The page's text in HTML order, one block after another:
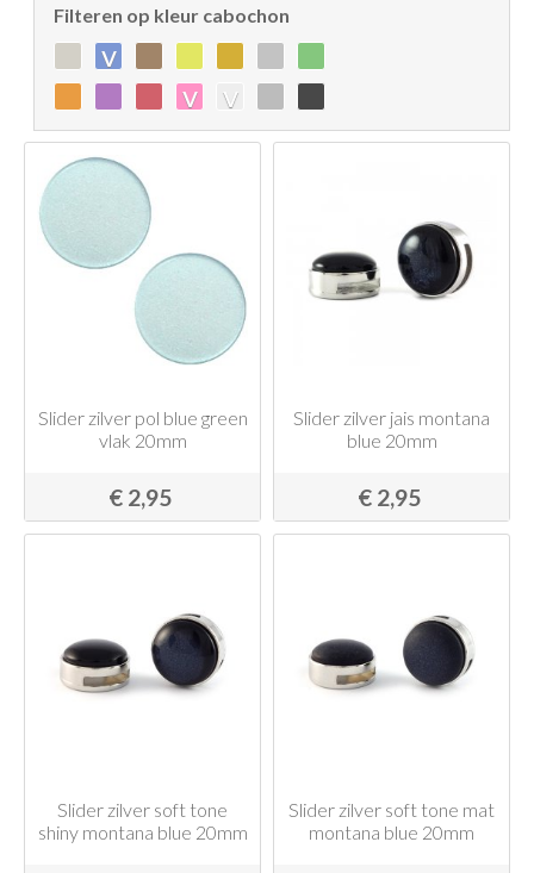
Filteren op kleur cabochon
v
v
v
Slider zilver pol blue green
vlak 20mm
€ 2,95
Slider zilver jais montana
blue 20mm
€ 2,95
Slider zilver soft tone
shiny montana blue 20mm
Slider zilver soft tone mat
montana blue 20mm